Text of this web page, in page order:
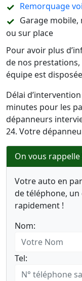
Remorquage
Garage
ou sur place
Pour avoir plus
de nos prestations,
équipe est
Délai
minutes pour les
dépanneurs
24. Votre
On vous rappelle
Votre auto en
de téléphone,
rapidement !
Nom:
Tel: